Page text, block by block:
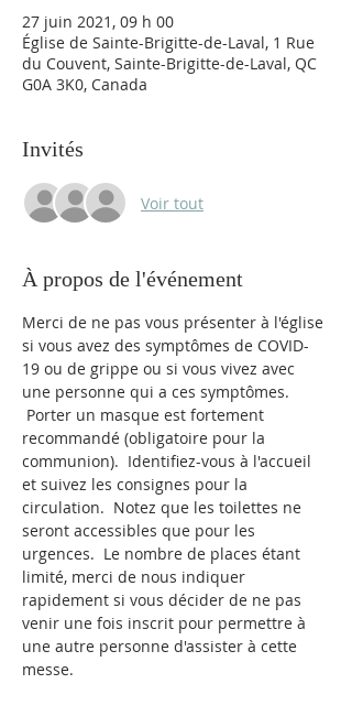
27 juin 2021, 09 h 00
Église de Sainte-Brigitte-de-Laval, 1 Rue
du Couvent, Sainte-Brigitte-de-Laval, QC
G0A 3K0, Canada
Invités
Voir tout
À propos de l'événement
Merci de ne pas vous présenter à l'église
si vous avez des symptômes de COVID-
19 ou de grippe ou si vous vivez avec
une personne qui a ces symptômes.
Porter un masque est fortement
recommandé (obligatoire pour la
communion).  Identifiez-vous à l'accueil
et suivez les consignes pour la
circulation.  Notez que les toilettes ne
seront accessibles que pour les
urgences.  Le nombre de places étant
limité, merci de nous indiquer
rapidement si vous décider de ne pas
venir une fois inscrit pour permettre à
une autre personne d'assister à cette
messe.